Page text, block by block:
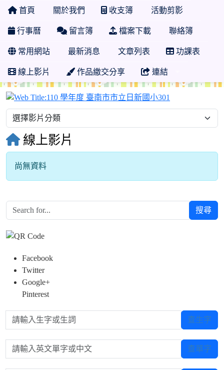
首頁 關於我們 收支簿 活動剪影
行事曆 留言簿 檔案下載 聯絡簿
常用網站 最新消息 文章列表 功課表
線上影片 作品繳交分享 連結
線上影片
尚無資料
搜尋
Facebook
Twitter
Google+
Pinterest
請輸入生字或生詞 查生字
請輸入英文單字或中文 查單字